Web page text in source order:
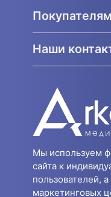
Покупателям
Наши
Мы используем
сайта к
пользователей,
маркетинговых